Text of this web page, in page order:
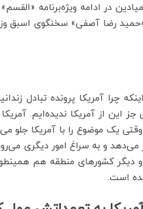
در ادامه ویژه‌برنامه
رضا آصفی» سخنگوی اسبق
آمریکا پرونده تبادل
این از آمریکا ندیده‌ایم.
یک موضوع را با آمریکا جلو
می‌دهد و به سراغ امور دیگری
و دیگر کشورهای منطقه هم
است.